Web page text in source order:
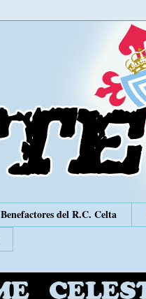
Benefactores del R.C. Celta